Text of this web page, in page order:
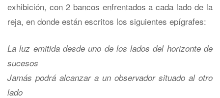
exhibición, con 2 bancos enfrentados a cada lado de la
reja, en donde están escritos los siguientes epígrafes:
La luz emitida desde uno de los lados del horizonte de
sucesos
Jamás podrá alcanzar a un observador situado al otro
lado